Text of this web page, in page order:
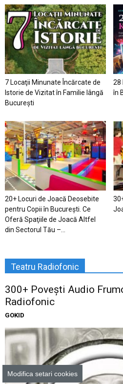
7 Locaţii Minunate Încărcate de
Istorie de Vizitat în Familie lângă
București
28
în
20+ Locuri de Joacă Deosebite
pentru Copii în Bucureşti. Ce
Oferă Spaţiile de Joacă Altfel
din Sectorul Tău –...
Teatru Radiofonic
300+ Povești Audio
Radiofonic
GOKID
Modifica setari cookies